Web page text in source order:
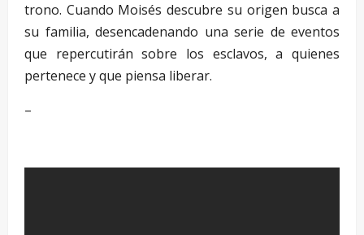
trono. Cuando Moisés descubre su origen busca a
su familia, desencadenando una serie de eventos
que repercutirán sobre los esclavos, a quienes
pertenece y que piensa liberar.
–